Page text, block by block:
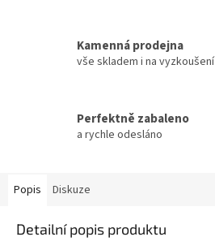
Kamenná prodejna
vše skladem i na vyzkoušení
Perfektně zabaleno
a rychle odesláno
Popis Diskuze
Detailní popis produktu